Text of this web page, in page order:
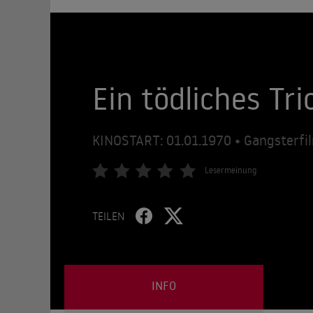
Ein tödliches
KINOSTART: 01.01.1970 •
Lesermeinung
TEILEN
INFO